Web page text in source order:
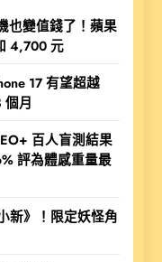
也變值錢了！蘋果
4,700 元
17 有望超越
個月
百人盲測結果
評為體感重量最
新》！限定妖怪角